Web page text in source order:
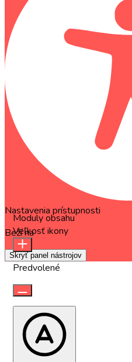
Nastavenia prístupnosti
Beží naOneTap
Skryť panel nástrojov
Moduly obsahu
Veľkosť ikony
Predvolené